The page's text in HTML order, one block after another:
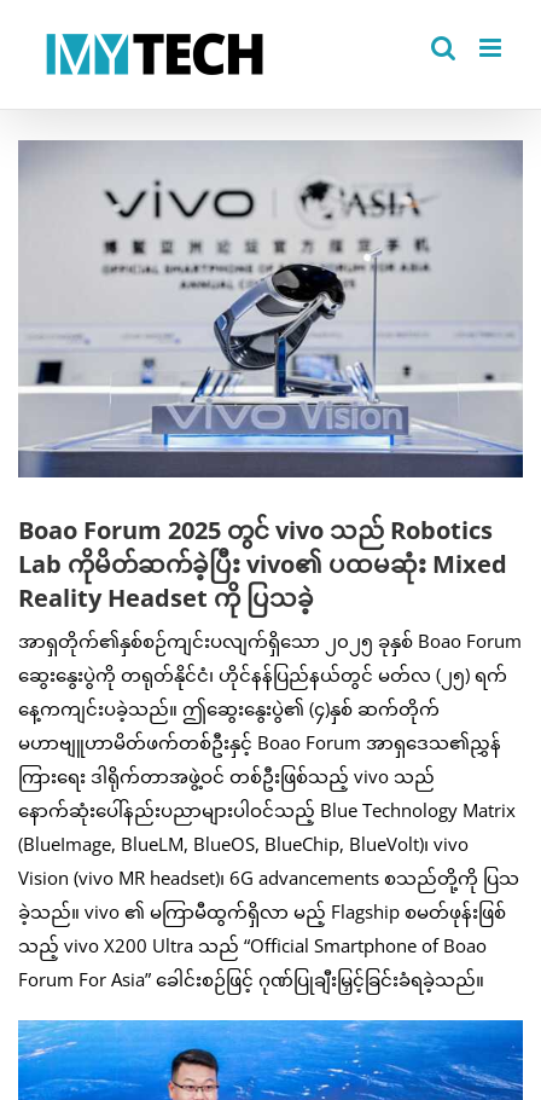
Boao Forum 2025 တွင် vivo သည် Robotics
Lab ကိုမိတ်ဆက်ခဲ့ပြီး vivo၏ ပထမဆုံး Mixed
Reality Headset ကို ပြသခဲ့
အာရှတိုက်၏နှစ်စဉ်ကျင်းပလျက်ရှိသော ၂၀၂၅ ခုနှစ် Boao Forum
ဆွေးနွေးပွဲကို တရုတ်နိုင်ငံ၊ ဟိုင်နန်ပြည်နယ်တွင် မတ်လ (၂၅) ရက်
နေ့ကကျင်းပခဲ့သည်။ ဤဆွေးနွေးပွဲ၏ (၄)နှစ် ဆက်တိုက်
မဟာဗျူဟာမိတ်ဖက်တစ်ဦးနှင့် Boao Forum အာရှဒေသ၏ညွှန်
ကြားရေး ဒါရိုက်တာအဖွဲ့ဝင် တစ်ဦးဖြစ်သည့် vivo သည်
နောက်ဆုံးပေါ်နည်းပညာများပါဝင်သည့် Blue Technology Matrix
(BlueImage, BlueLM, BlueOS, BlueChip, BlueVolt)၊ vivo
Vision (vivo MR headset)၊ 6G advancements စသည်တို့ကို ပြသ
ခဲ့သည်။ vivo ၏ မကြာမီထွက်ရှိလာ မည့် Flagship စမတ်ဖုန်းဖြစ်
သည့် vivo X200 Ultra သည် “Official Smartphone of Boao
Forum For Asia” ခေါင်းစဉ်ဖြင့် ဂုဏ်ပြုချီးမြှင့်ခြင်းခံရခဲ့သည်။